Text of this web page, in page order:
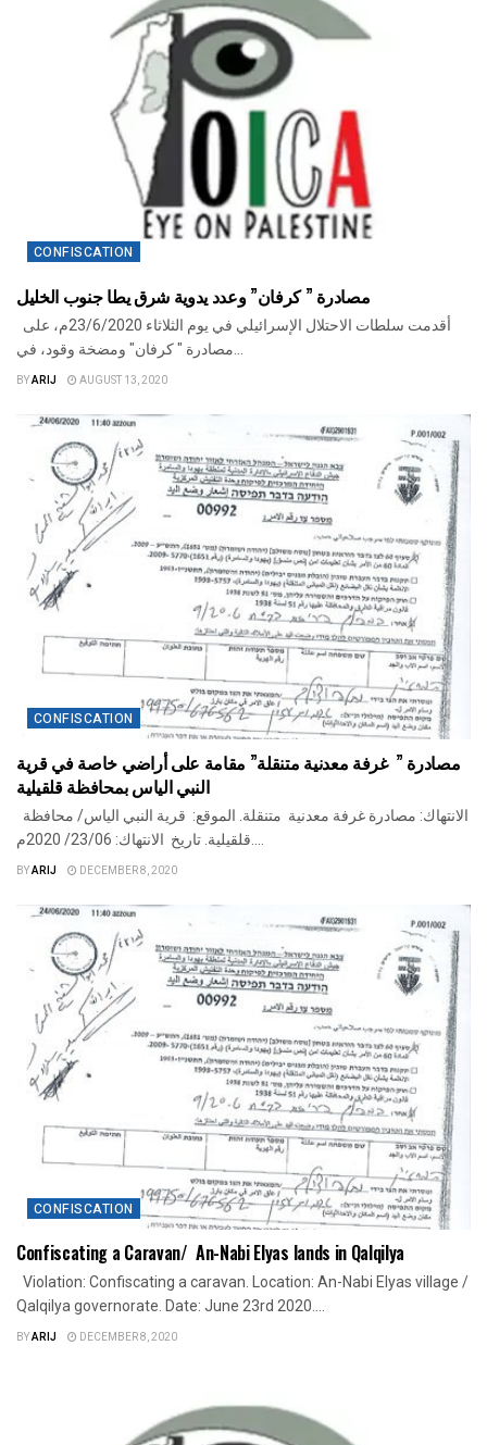
CONFISCATION
مصادرة ” كرفان” وعدد يدوية شرق يطا جنوب الخليل
BYARIJ AUGUST 13, 2020
CONFISCATION
مصادرة ” غرفة معدنية متنقلة” مقامة على أراضي خاصة في قرية
النبي الياس بمحافظة قلقيلية
BYARIJ DECEMBER 8, 2020
CONFISCATION
Confiscating a Caravan/ An-Nabi Elyas lands in Qalqilya
Violation: Confiscating a caravan. Location: An-Nabi Elyas village /
Qalqilya governorate. Date: June 23rd 2020....
BYARIJ DECEMBER 8, 2020